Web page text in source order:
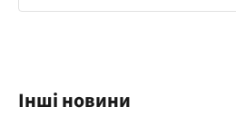
Інші новини